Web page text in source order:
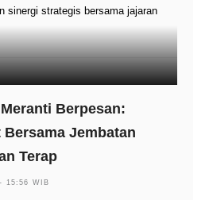
sinergi strategis bersama jajaran
Berpesan:
Jembatan
Terap
15:56 WIB